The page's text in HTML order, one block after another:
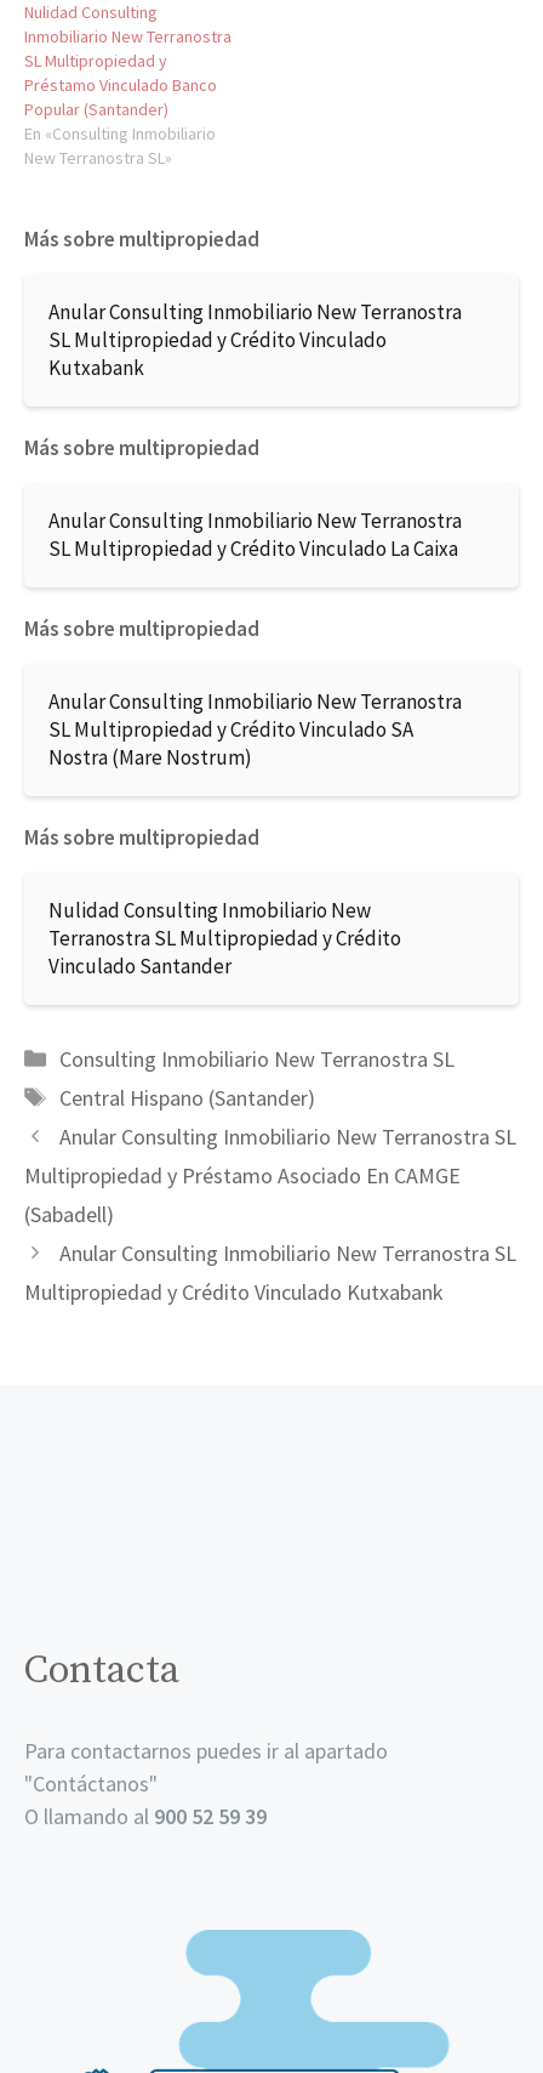
Nulidad Consulting
Inmobiliario New Terranostra
SL Multipropiedad y
Préstamo Vinculado Banco
Popular (Santander)
En «Consulting Inmobiliario
New Terranostra SL»
Más sobre multipropiedad
Anular Consulting Inmobiliario New Terranostra
SL Multipropiedad y Crédito Vinculado
Kutxabank
Más sobre multipropiedad
Anular Consulting Inmobiliario New Terranostra
SL Multipropiedad y Crédito Vinculado La Caixa
Más sobre multipropiedad
Anular Consulting Inmobiliario New Terranostra
SL Multipropiedad y Crédito Vinculado SA
Nostra (Mare Nostrum)
Más sobre multipropiedad
Nulidad Consulting Inmobiliario New
Terranostra SL Multipropiedad y Crédito
Vinculado Santander
Categorías
Consulting Inmobiliario New Terranostra SL
Etiquetas
Central Hispano (Santander)
Anular Consulting Inmobiliario New Terranostra SL
Multipropiedad y Préstamo Asociado En CAMGE
(Sabadell)
Anular Consulting Inmobiliario New Terranostra SL
Multipropiedad y Crédito Vinculado Kutxabank
Contacta
Para contactarnos puedes ir al apartado
"Contáctanos"
O llamando al 900 52 59 39